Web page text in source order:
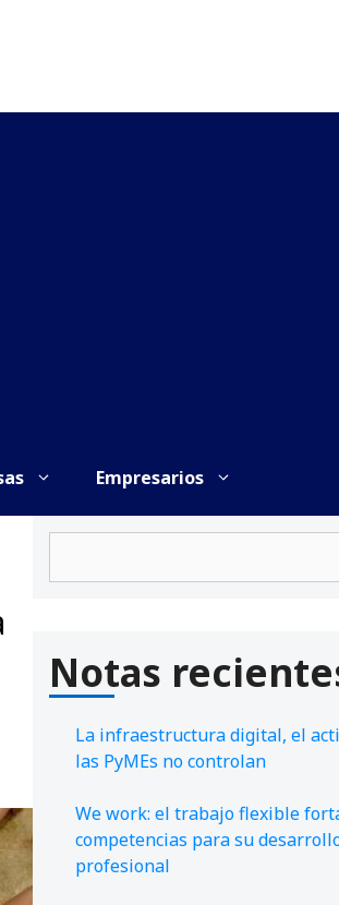
Empresarios
Notas
La infraestructura digital, el
las PyMEs no controlan
We work: el trabajo flexible
competencias para su
profesional